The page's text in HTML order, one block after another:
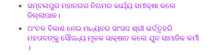
ସମ୍ବଲପୁର ମହାନଗର ନିଗମର କାର୍ଯ୍ୟ ସମୀକ୍ଷା କଲେ
ଜିଲ୍ଲାପାଳ।
ଅଂଚଳ ବିକାଶ ନେଇ ମାନ୍ୟବର ସାଂସଦ ଶ୍ରୀ ଭର୍ତ୍ତୃହରି
ମହତାବଙ୍କୁ ସୌଜନ୍ୟ ମୂଳକ ସାକ୍ଷାତ କଲେ ଯୁବ ସାମାଜିକ କର୍ମୀ
।